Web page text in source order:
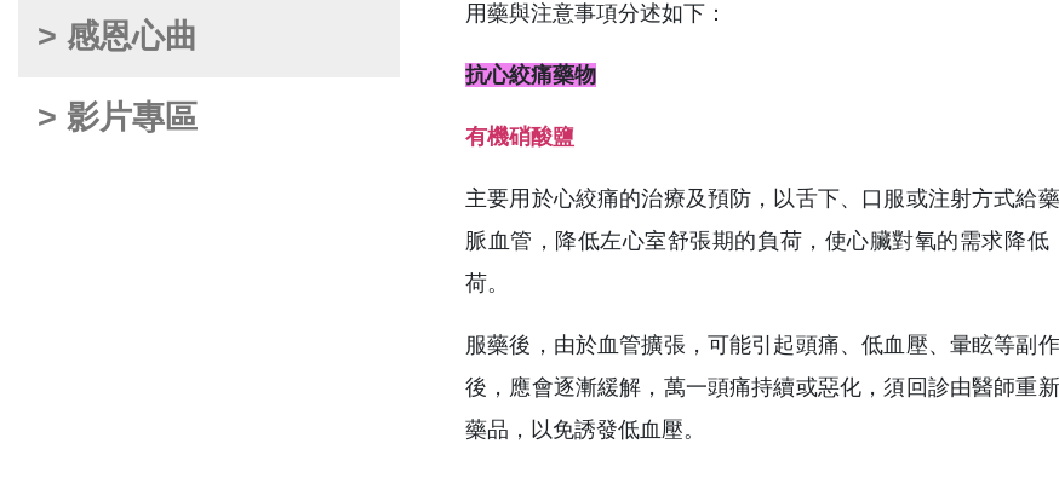
> 感恩心曲
> 影片專區
用藥與注意事項分述如下：
抗心絞痛藥物
有機硝酸鹽
主要用於心絞痛的治療及預防，以舌下、口服或注射方式給
脈血管，降低左心室舒張期的負荷，使心臟對氧的需求降
荷。
服藥後，由於血管擴張，可能引起頭痛、低血壓、暈眩等副
後，應會逐漸緩解，萬一頭痛持續或惡化，須回診由醫師重
藥品，以免誘發低血壓。